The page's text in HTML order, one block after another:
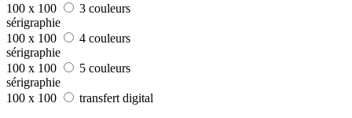
100 x 100
3 couleurs
sérigraphie
100 x 100
4 couleurs
sérigraphie
100 x 100
5 couleurs
sérigraphie
100 x 100
transfert digital